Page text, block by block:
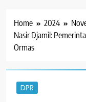
Home 2024
Nasir Djamil:
Ormas
DPR